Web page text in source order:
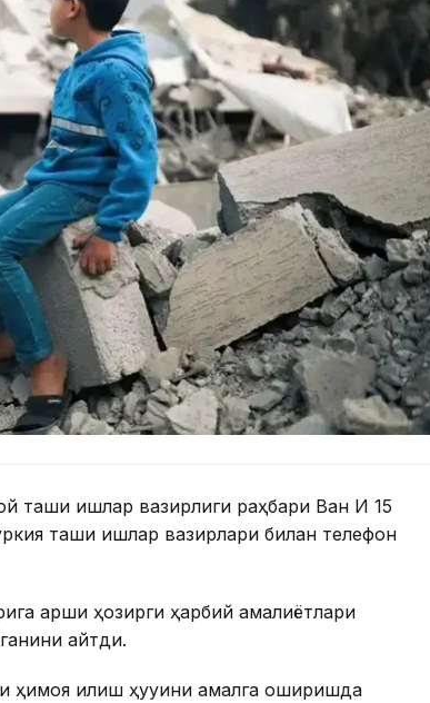
ташқи ишлар вазирлиги раҳбари Ван И 15
ташқи ишлар вазирлари билан телефон
қарши ҳозирги ҳарбий амалиётлари
айтди.
ҳимоя қилиш ҳуқуқини амалга оширишда